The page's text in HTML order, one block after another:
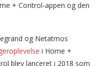
+ Control-appen og den
og Netatmos
i Home +
blev lanceret i 2018 som